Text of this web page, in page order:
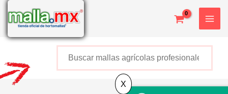
contenido
+52 800 726 2552
X